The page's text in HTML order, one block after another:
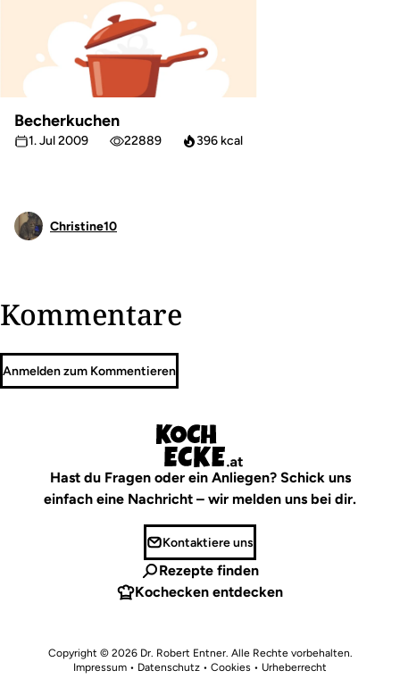
Becherkuchen
1. Jul 2009 22889 396 kcal
Christine10
Kommentare
Anmelden zum Kommentieren
Hast du Fragen oder ein Anliegen? Schick uns
einfach eine Nachricht – wir melden uns bei dir.
Kontaktiere uns
Rezepte finden
Kochecken entdecken
Copyright © 2026 Dr. Robert Entner. Alle Rechte vorbehalten.
Impressum • Datenschutz • Cookies • Urheberrecht